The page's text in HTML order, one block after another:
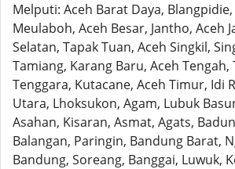
Melputi: Aceh Barat Daya,
Meulaboh, Aceh Besar, Jantho, Aceh
Selatan, Tapak Tuan, Aceh Singkil,
Tamiang, Karang Baru, Aceh Tengah,
Tenggara, Kutacane, Aceh Timur, Idi
Utara, Lhoksukon, Agam, Lubuk
Asahan, Kisaran, Asmat, Agats,
Balangan, Paringin, Bandung Barat,
Bandung, Soreang, Banggai, Luwuk,